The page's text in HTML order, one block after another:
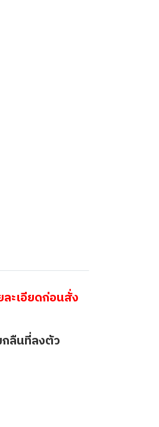
ะเอียดก่อนสั่ง
กลืนที่ลงตัว